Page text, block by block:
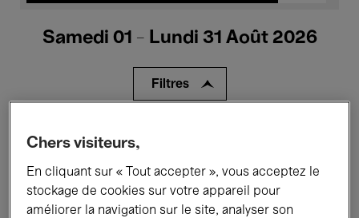
Samedi 01 - Lundi 31 Août 2026
Filtres
Tous les événements
Expositions Films Performances
Rencontres & Débats Jazz
Chers visiteurs,
En cliquant sur « Tout accepter », vous acceptez le
stockage de cookies sur votre appareil pour
améliorer la navigation sur le site, analyser son